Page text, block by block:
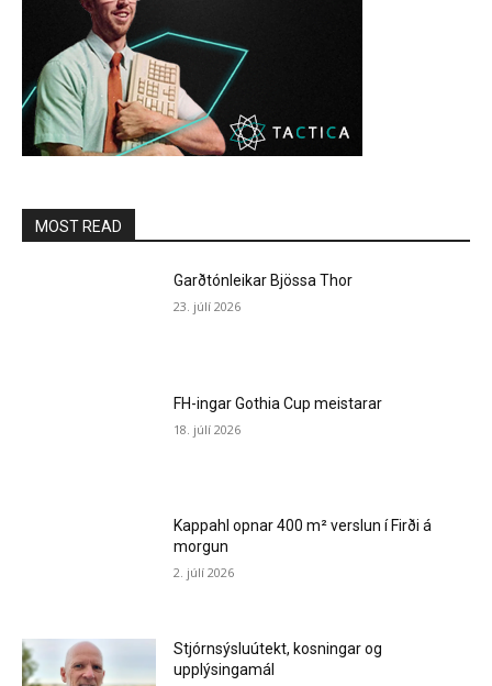
MOST READ
Garðtónleikar Bjössa Thor
23. júlí 2026
FH-ingar Gothia Cup meistarar
18. júlí 2026
Kappahl opnar 400 m² verslun í Firði á
morgun
2. júlí 2026
Stjórnsýsluútekt, kosningar og
upplýsingamál